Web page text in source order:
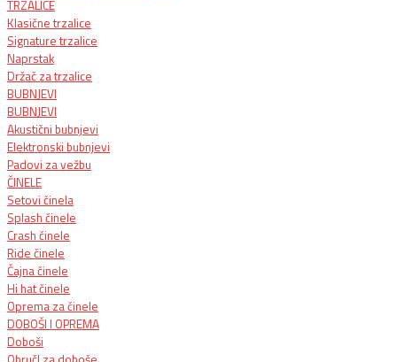
TRZALICE
Klasične trzalice
Signature trzalice
Naprstak
Držač za trzalice
BUBNJEVI
BUBNJEVI
Akustični bubnjevi
Elektronski bubnjevi
Padovi za vežbu
ČINELE
Setovi činela
Splash činele
Crash činele
Ride činele
Čajna činele
Hi hat činele
Oprema za činele
DOBOŠI I OPREMA
Doboši